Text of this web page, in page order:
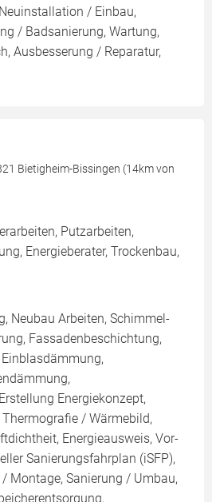
/ Einbau,
/ Badsanierung, Wartung,
Ausbesserung / Reparatur,
Bietigheim-Bissingen (14km von
Putzarbeiten,
Energieberater, Trockenbau,
Neubau Arbeiten, Schimmel-
Fassadenbeschichtung,
Energiekonzept,
/ Wärmebild,
Energieausweis, Vor-
Sanierungsfahrplan (iSFP),
Montage, Sanierung / Umbau,